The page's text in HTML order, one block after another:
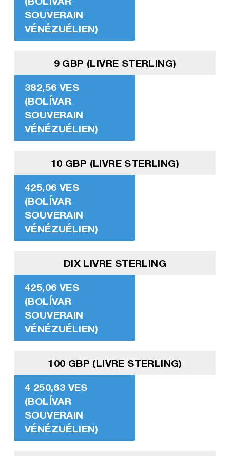
SOUVERAIN
VÉNÉZUÉLIEN)
9 GBP (LIVRE STERLING)
382,56 VES
(BOLÍVAR
SOUVERAIN
VÉNÉZUÉLIEN)
10 GBP (LIVRE STERLING)
425,06 VES
(BOLÍVAR
SOUVERAIN
VÉNÉZUÉLIEN)
DIX LIVRE STERLING
425,06 VES
(BOLÍVAR
SOUVERAIN
VÉNÉZUÉLIEN)
100 GBP (LIVRE STERLING)
4 250,63 VES
(BOLÍVAR
SOUVERAIN
VÉNÉZUÉLIEN)